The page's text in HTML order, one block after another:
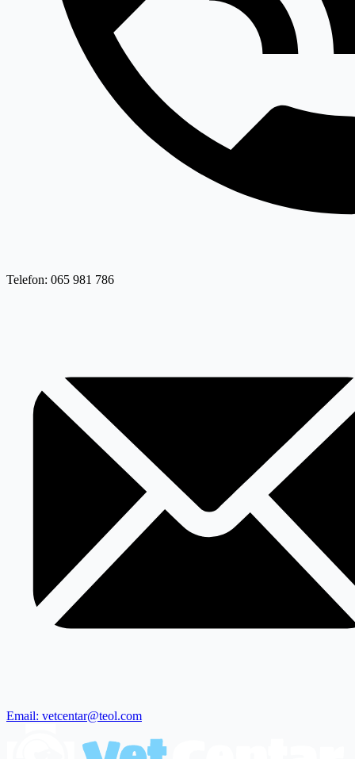
Telefon: 065 981 786
Email: vetcentar@teol.com